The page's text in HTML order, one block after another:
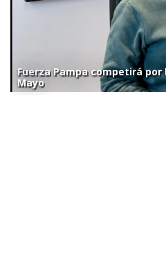
Fuerza Pampa competirá
Mayo